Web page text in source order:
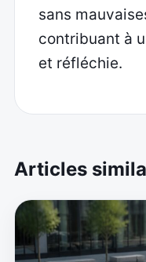
sans
contribuant à
et réfléchie.
Articles